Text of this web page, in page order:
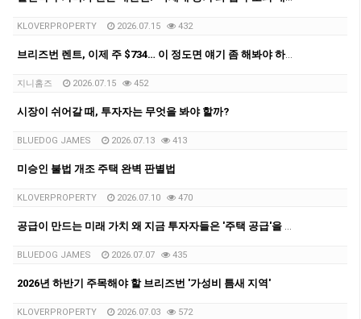
KLOVERPROPERTY 2026.07.15 432
브리즈번 렌트, 이제 주 $734… 이 정도면 얘기 좀 해봐야 하지 않을까요?
지니홈즈 2026.07.15 452
시장이 쉬어갈 때, 투자자는 무엇을 봐야 할까?
BLUEDOG JAMES 2026.07.13 413
미승인 불법 개조 주택 완벽 판별법
KLOVERPROPERTY 2026.07.10 470
공급이 만드는 미래 가치 왜 지금 투자자들은 '주택 공급'을 주목해야 하는가
BLUEDOG JAMES 2026.07.07 435
2026년 하반기 주목해야 할 브리즈번 '가성비 틈새 지역'
KLOVERPROPERTY 2026.07.03 572